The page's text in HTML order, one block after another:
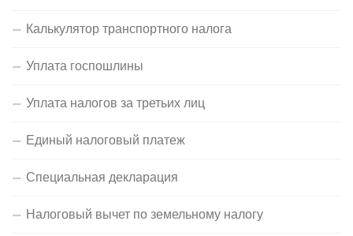
Калькулятор транспортного налога
Уплата госпошлины
Уплата налогов за третьих лиц
Единый налоговый платеж
Специальная декларация
Налоговый вычет по земельному налогу